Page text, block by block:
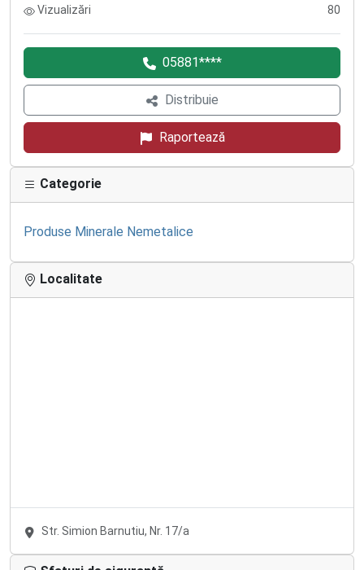
Vizualizări
80
05881****
Distribuie
Raportează
Categorie
Produse Minerale Nemetalice
Localitate
Str. Simion Barnutiu, Nr. 17/a